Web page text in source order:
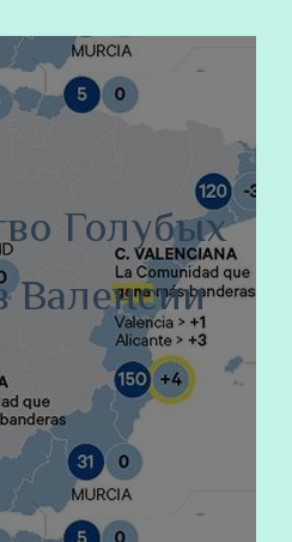
Голубых
Валенсии